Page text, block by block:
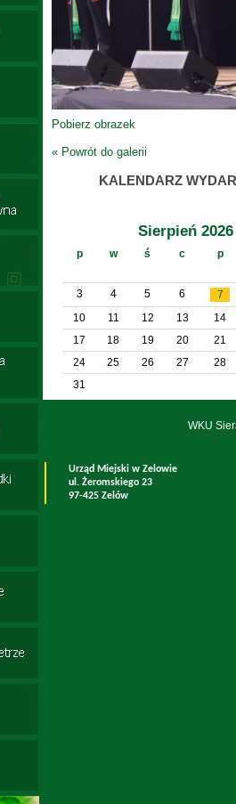
Pobierz obrazek
« Powrót do galerii
KALENDARZ
Sierpień 2026
p w ś c p
3 4 5 6
7
10
11 12 13
14
17
18 19 20
21
24
25 26 27
28
31
WKU
Urząd Miejski w Zelowie
ul. Żeromskiego 23
97-425 Zelów